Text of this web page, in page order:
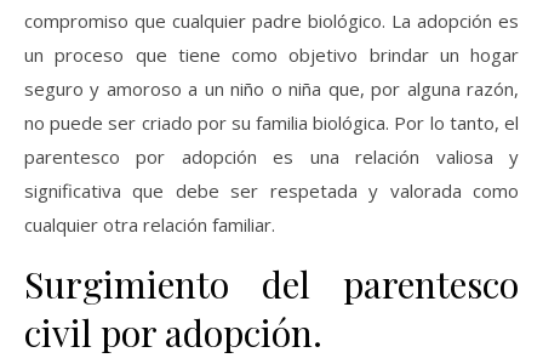
compromiso que cualquier padre biológico. La adopción es
un proceso que tiene como objetivo brindar un hogar
seguro y amoroso a un niño o niña que, por alguna razón,
no puede ser criado por su familia biológica. Por lo tanto, el
parentesco por adopción es una relación valiosa y
significativa que debe ser respetada y valorada como
cualquier otra relación familiar.
Surgimiento del parentesco
civil por adopción.